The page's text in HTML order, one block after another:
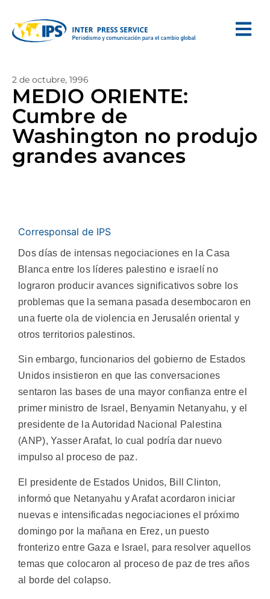
2 de octubre, 1996
MEDIO ORIENTE:
Cumbre de
Washington no produjo
grandes avances
Corresponsal de IPS
Dos días de intensas negociaciones en la Casa
Blanca entre los líderes palestino e israelí no
lograron producir avances significativos sobre los
problemas que la semana pasada desembocaron en
una fuerte ola de violencia en Jerusalén oriental y
otros territorios palestinos.
Sin embargo, funcionarios del gobierno de Estados
Unidos insistieron en que las conversaciones
sentaron las bases de una mayor confianza entre el
primer ministro de Israel, Benyamin Netanyahu, y el
presidente de la Autoridad Nacional Palestina
(ANP), Yasser Arafat, lo cual podría dar nuevo
impulso al proceso de paz.
El presidente de Estados Unidos, Bill Clinton,
informó que Netanyahu y Arafat acordaron iniciar
nuevas e intensificadas negociaciones el próximo
domingo por la mañana en Erez, un puesto
fronterizo entre Gaza e Israel, para resolver aquellos
temas que colocaron al proceso de paz de tres años
al borde del colapso.